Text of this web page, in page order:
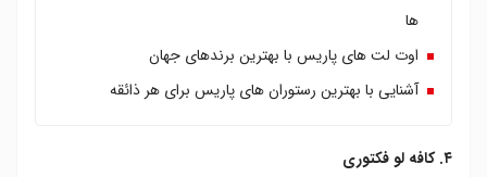
ها
اوت لت های پاریس با بهترین برندهای جهان
آشنایی با بهترین رستوران های پاریس برای هر ذائقه
۴. کافه لو فکتوری